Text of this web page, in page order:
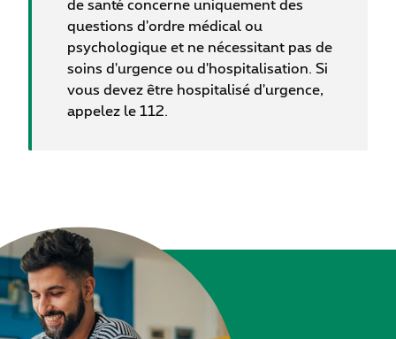
de santé concerne uniquement des
questions d'ordre médical ou
psychologique et ne nécessitant pas de
soins d'urgence ou d'hospitalisation. Si
vous devez être hospitalisé d'urgence,
appelez le 112.